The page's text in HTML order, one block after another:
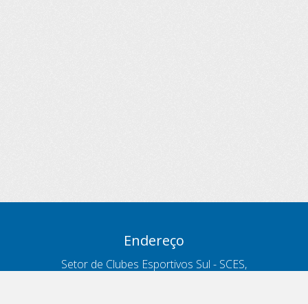
Endereço
Setor de Clubes Esportivos Sul - SCES,